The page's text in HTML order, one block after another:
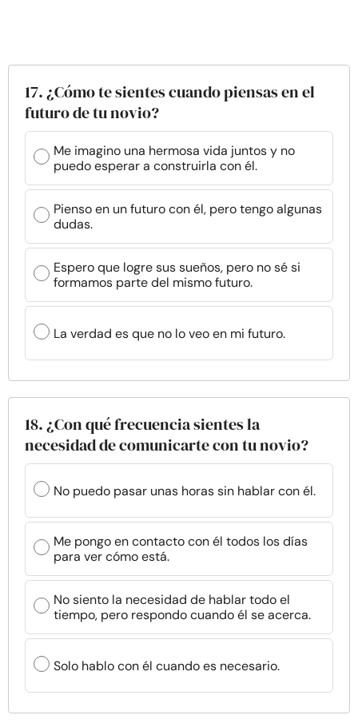
17. ¿Cómo te sientes cuando piensas en el
futuro de tu novio?
Me imagino una hermosa vida juntos y no
puedo esperar a construirla con él.
Pienso en un futuro con él, pero tengo algunas
dudas.
Espero que logre sus sueños, pero no sé si
formamos parte del mismo futuro.
La verdad es que no lo veo en mi futuro.
18. ¿Con qué frecuencia sientes la
necesidad de comunicarte con tu novio?
No puedo pasar unas horas sin hablar con él.
Me pongo en contacto con él todos los días
para ver cómo está.
No siento la necesidad de hablar todo el
tiempo, pero respondo cuando él se acerca.
Solo hablo con él cuando es necesario.